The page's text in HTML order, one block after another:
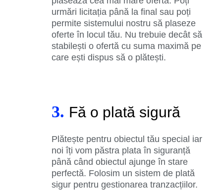
urmări licitația până la final sau poți
permite sistemului nostru să plaseze
oferte în locul tău. Nu trebuie decât să
stabilești o ofertă cu suma maximă pe
care ești dispus să o plătești.
3. Fă o plată sigură
Plătește pentru obiectul tău special iar
noi îți vom păstra plata în siguranță
până când obiectul ajunge în stare
perfectă. Folosim un sistem de plată
sigur pentru gestionarea tranzacțiilor.